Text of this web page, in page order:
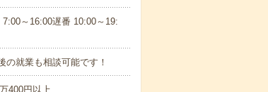
～16:00遅番 10:00～19:
就業も相談可能です！
400円以上